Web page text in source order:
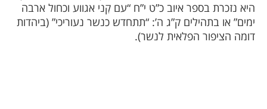
היא נזכרת בספר איוב כ”ט י”ח “עם קִני אגווע וכחול ארבה
ימים” או בתהילים ק”ג ה’: “תתחדש כנשר נעוריכי” (ביהדות
דומה הציפור הפלאית לנשר).